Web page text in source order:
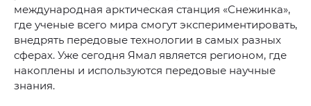
международная арктическая станция «Снежинка»,
где ученые всего мира смогут экспериментировать,
внедрять передовые технологии в самых разных
сферах. Уже сегодня Ямал является регионом, где
накоплены и используются передовые научные
знания.